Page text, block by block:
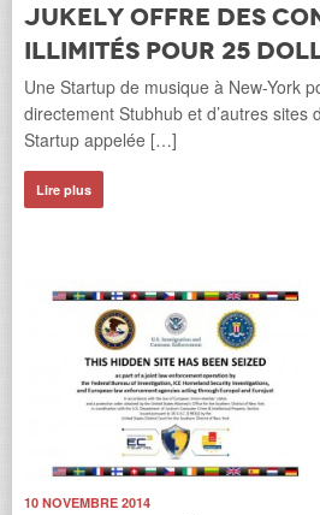
Jukely offre des
illimités pour 25
Une Startup de musique à New-York
directement Stubhub et d’autres sites
Startup appelée […]
Lire plus
10 NOVEMBRE 2014